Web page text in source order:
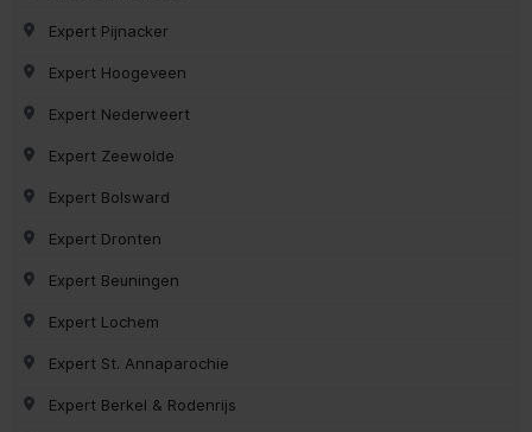
Expert Pijnacker
Expert Hoogeveen
Expert Nederweert
Expert Zeewolde
Expert Bolsward
Expert Dronten
Expert Beuningen
Expert Lochem
Expert St. Annaparochie
Expert Berkel & Rodenrijs